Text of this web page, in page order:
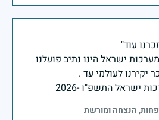
ישראל הינו נתיב פועלנו
ישראל התשפ"ו -2026
הנצחה ומורשת